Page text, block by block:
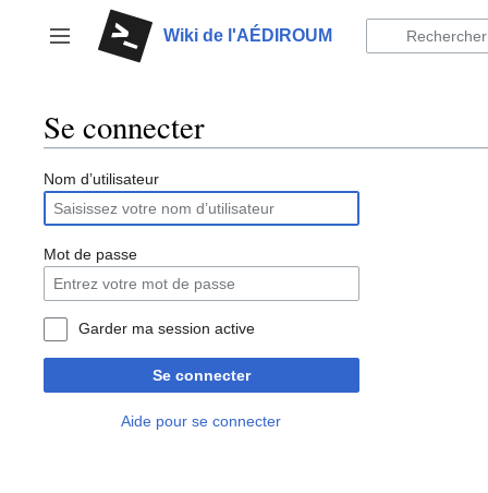
au
contenu
Afficher / masquer la barre latérale
Wiki de l'AÉDIROUM
Se connecter
Nom d’utilisateur
Mot de passe
Garder ma session active
Se connecter
Aide pour se connecter